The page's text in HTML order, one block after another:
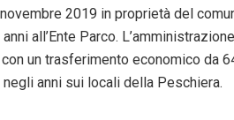
2019 in proprietà del
all’Ente Parco.
un trasferimento economico da
anni sui locali della Peschiera.